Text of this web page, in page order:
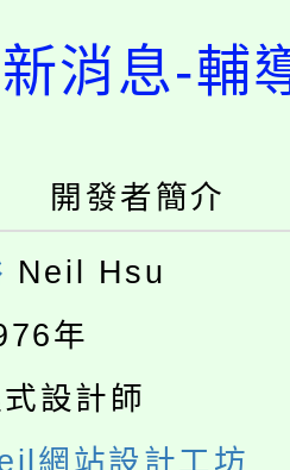
審查程序及
115學年度第
學年度學生
及新住民語歌
115學年度第
師甄選結果(
115學年度第
師甄選結果(
文化大學推廣
》溝通分析基
消息-輔
開發者簡介
Neil Hsu
年
設計師
網站設計工坊